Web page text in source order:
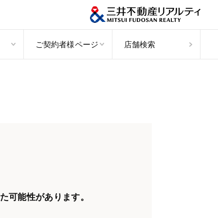
ご契約者様ページ 店舗検索
可能性があります。